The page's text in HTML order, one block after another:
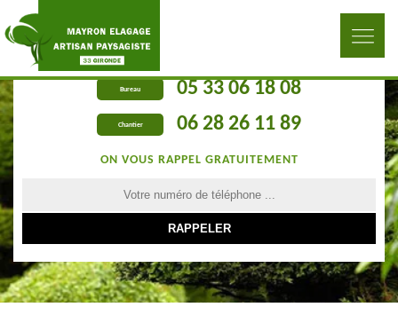
Bureau 05 33 06 18 08
Chantier 06 28 26 11 89
ON VOUS RAPPEL GRATUITEMENT